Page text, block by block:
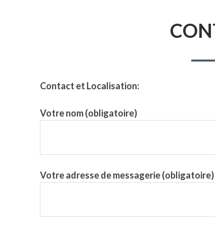
Contact et Localisation:
Votre nom (obligatoire)
Votre adresse de messagerie (obligatoire)